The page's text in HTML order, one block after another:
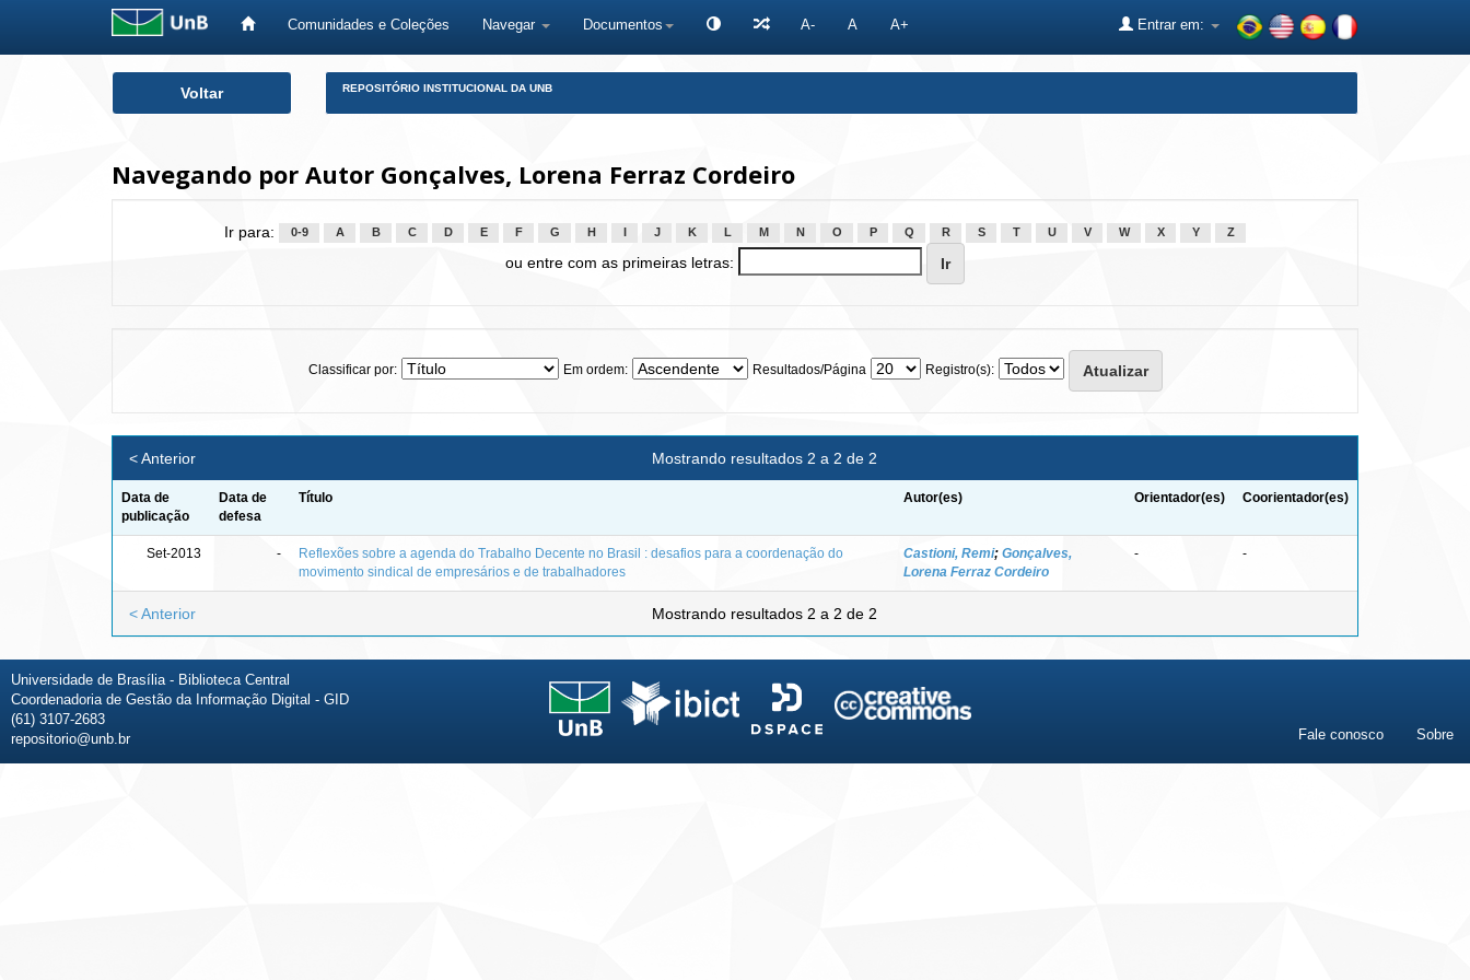
Comunidades e Coleções Navegar Documentos A- A A+ Entrar em:
Voltar REPOSITÓRIO INSTITUCIONAL DA UNB
Navegando por Autor Gonçalves, Lorena Ferraz Cordeiro
Ir para: 0-9 A B C D E F G H J K L M N O P Q R S T U V W X Y Z
ou entre com as primeiras letras:
Classificar por: Em ordem: Resultados/Página Registro(s):
Mostrando resultados 2 a 2 de 2
< Anterior
Data de
publicação
Data de
defesa
Título Autor(es) Orientador(es) Coorientador(es)
Set-2013 -
Reflexões sobre a agenda do Trabalho Decente no Brasil : desafios para a coordenação do
movimento sindical de empresários e de trabalhadores
Castioni, Remi; Gonçalves,
Lorena Ferraz Cordeiro
- -
Mostrando resultados 2 a 2 de 2
< Anterior
Universidade de Brasília - Biblioteca Central
Coordenadoria de Gestão da Informação Digital - GID
(61) 3107-2683
repositorio@unb.br
Fale conosco Sobre